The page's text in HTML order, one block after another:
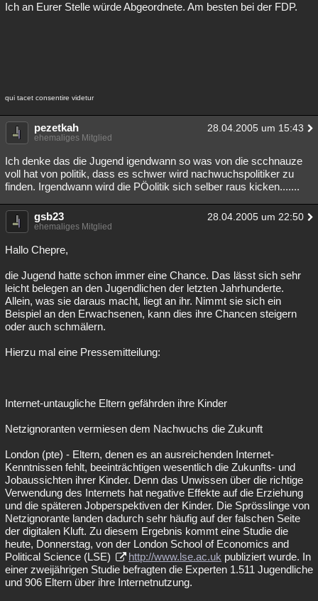
Ich an Eurer Stelle würde Abgeordnete. Am besten bei der FDP.
qui tacet consentire videtur
pezetkah 28.04.2005 um 15:43
ehemaliges Mitglied
Ich denke das die Jugend igendwann so was von die scchnauze
voll hat von politik, dass es schwer wird nachwuchspolitiker zu
finden. Irgendwann wird die PÖolitik sich selber raus kicken.......
gsb23 28.04.2005 um 22:50
ehemaliges Mitglied
Hallo Chepre,
die Jugend hatte schon immer eine Chance. Das lässt sich sehr
leicht belegen an den Jugendlichen der letzten Jahrhunderte.
Allein, was sie daraus macht, liegt an ihr. Nimmt sie sich ein
Beispiel an den Erwachsenen, kann dies ihre Chancen steigern
oder auch schmälern.
Hierzu mal eine Pressemitteilung:
Internet-untaugliche Eltern gefährden ihre Kinder
Netzignoranten vermiesen dem Nachwuchs die Zukunft
London (pte) - Eltern, denen es an ausreichenden Internet-
Kenntnissen fehlt, beeinträchtigen wesentlich die Zukunfts- und
Jobaussichten ihrer Kinder. Denn das Unwissen über die richtige
Verwendung des Internets hat negative Effekte auf die Erziehung
und die späteren Jobperspektiven der Kinder. Die Sprösslinge von
Netzignorante landen dadurch sehr häufig auf der falschen Seite
der digitalen Kluft. Zu diesem Ergebnis kommt eine Studie die
heute, Donnerstag, von der London School of Economics and
Political Science (LSE)
http://www.lse.ac.uk publiziert wurde. In
einer zweijährigen Studie befragten die Experten 1.511 Jugendliche
und 906 Eltern über ihre Internetnutzung.